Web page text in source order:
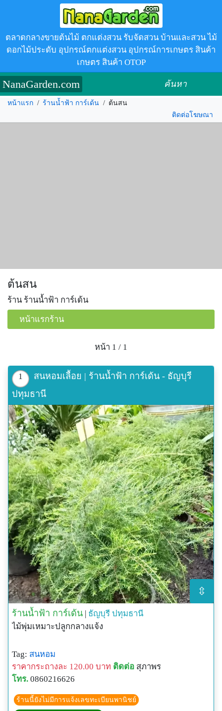
ตลาดกลางขายต้นไม้ ตกแต่งสวน รับจัดสวน บ้านและสวน ไม้
ดอกไม้ประดับ อุปกรณ์ตกแต่งสวน อุปกรณ์การเกษตร สินค้า
เกษตร สินค้า OTOP
NanaGarden.com ค้นหา
หน้าแรก / ร้านน้ำฟ้า การ์เด้น / ต้นสน
ติดต่อโฆษณา
ต้นสน
ร้าน ร้านน้ำฟ้า การ์เด้น
หน้าแรกร้าน
หน้า 1 / 1
1
สนหอมเลื้อย | ร้านน้ำฟ้า การ์เด้น - ธัญบุรี
ปทุมธานี
⇳
ร้านน้ำฟ้า การ์เด้น | ธัญบุรี ปทุมธานี
ไม้พุ่มเหมาะปลูกกลางแจ้ง
Tag: สนหอม
ราคากระถางละ 120.00 บาท ติดต่อ สุภาพร
โทร. 0860216626
ร้านนี้ยังไม่มีการแจ้งเลขทะเบียนพานิชย์